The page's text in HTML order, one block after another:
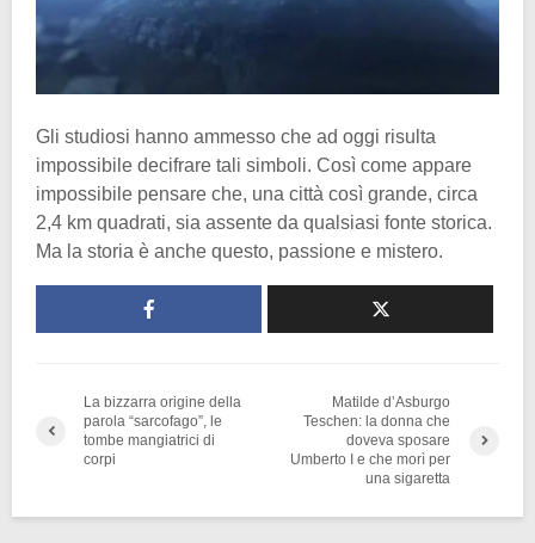
Gli studiosi hanno ammesso che ad oggi risulta
impossibile decifrare tali simboli. Così come appare
impossibile pensare che, una città così grande, circa
2,4 km quadrati, sia assente da qualsiasi fonte storica.
Ma la storia è anche questo, passione e mistero.
La bizzarra origine della
parola “sarcofago”, le
tombe mangiatrici di
corpi
Matilde d’Asburgo
Teschen: la donna che
doveva sposare
Umberto I e che morì per
una sigaretta